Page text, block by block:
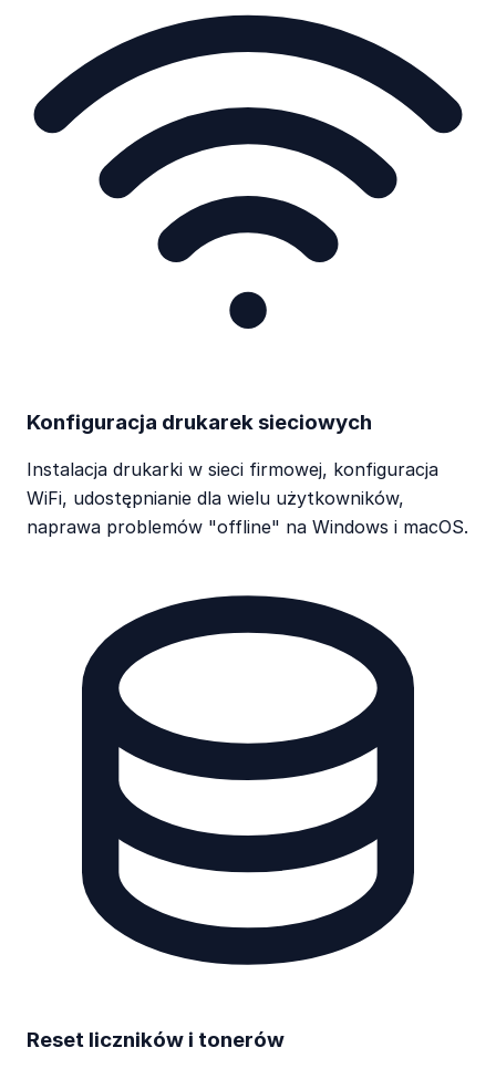
Konfiguracja drukarek sieciowych
Instalacja drukarki w sieci firmowej, konfiguracja
WiFi, udostępnianie dla wielu użytkowników,
naprawa problemów "offline" na Windows i macOS.
Reset liczników i tonerów